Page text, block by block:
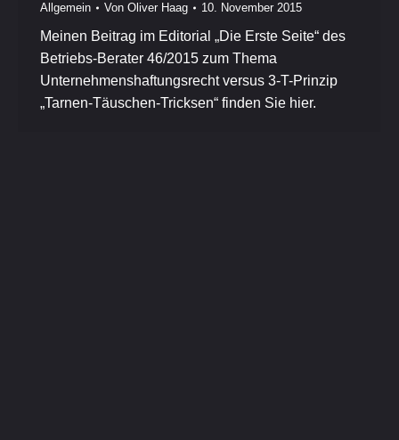
Allgemein Von Oliver Haag 10. November 2015
Meinen Beitrag im Editorial „Die Erste Seite“ des
Betriebs-Berater 46/2015 zum Thema
Unternehmenshaftungsrecht versus 3-T-Prinzip
„Tarnen-Täuschen-Tricksen“ finden Sie hier.